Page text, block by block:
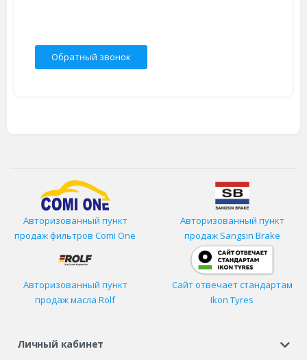
Обратный звонок
Авторизованный пункт
продаж фильтров Comi One
Авторизованный пункт
продаж Sangsin Brake
Авторизованный пункт
продаж масла Rolf
Сайт отвечает стандартам
Ikon Tyres
Личный кабинет